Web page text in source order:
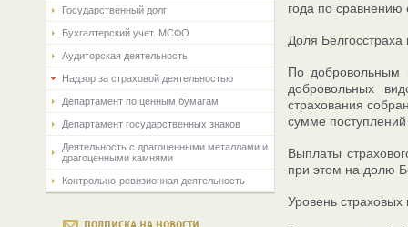
Государственный долг
Бухгалтерский учет. МСФО
Аудиторская деятельность
Надзор за страховой деятельностью
Департамент по ценным бумагам
Департамент государственных знаков
Деятельность с драгоценными металлами и
драгоценными камнями
Контрольно-ревизионная деятельность
года по
Доля
По добровольным
добровольных
страхования
сумме
Выплаты
при этом на долю
Уровень